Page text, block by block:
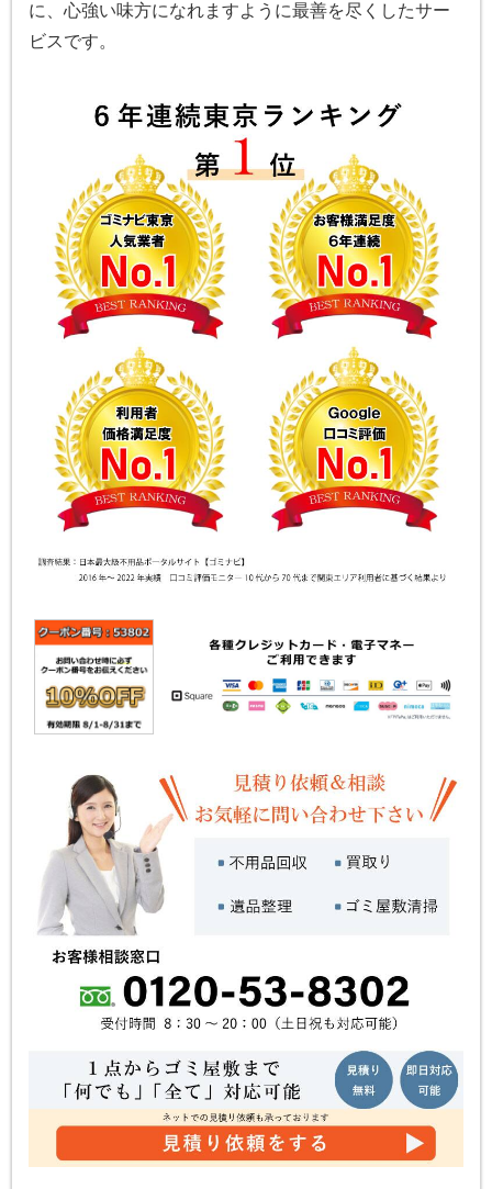
に、心強い味方になれますように最善を尽くしたサー
ビスです。